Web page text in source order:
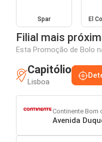
Spar El
Filial mais
Esta Promoção de Bolo
Capitólio
Lisboa
Continente Bom
Avenida